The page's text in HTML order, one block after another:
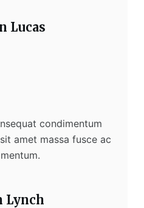
Lucas
condimentum
amet massa fusce ac
Lynch